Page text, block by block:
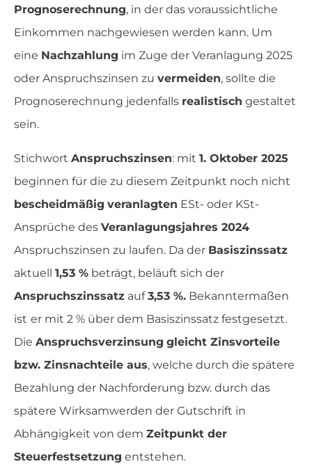
Prognoserechnung, in der das voraussichtliche
Einkommen nachgewiesen werden kann. Um
eine Nachzahlung im Zuge der Veranlagung 2025
oder Anspruchszinsen zu vermeiden, sollte die
Prognoserechnung jedenfalls realistisch gestaltet
sein.
Stichwort Anspruchszinsen: mit 1. Oktober 2025
beginnen für die zu diesem Zeitpunkt noch nicht
bescheidmäßig veranlagten ESt- oder KSt-
Ansprüche des Veranlagungsjahres 2024
Anspruchszinsen zu laufen. Da der Basiszinssatz
aktuell 1,53 % beträgt, beläuft sich der
Anspruchszinssatz auf3,53 %. Bekanntermaßen
ist er mit 2 % über dem Basiszinssatz festgesetzt.
Die Anspruchsverzinsung gleicht Zinsvorteile
bzw. Zinsnachteile aus, welche durch die spätere
Bezahlung der Nachforderung bzw. durch das
spätere Wirksamwerden der Gutschrift in
Abhängigkeit von dem Zeitpunkt der
Steuerfestsetzung entstehen.